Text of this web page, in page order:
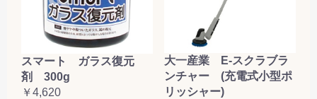
スマート ガラス復元
剤 300g
￥4,620
大一産業 E-スクラブラ
ンチャー (充電式小型ポ
リッシャー)